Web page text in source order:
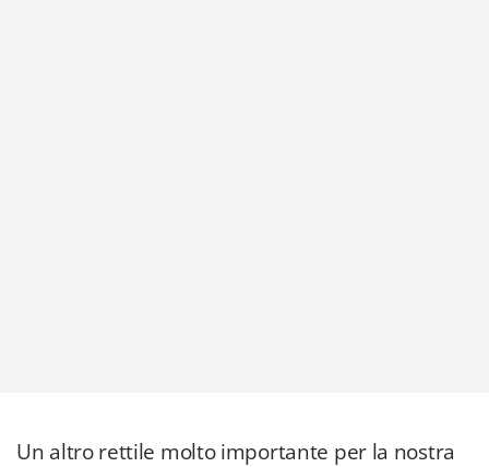
Un altro rettile molto importante per la nostra